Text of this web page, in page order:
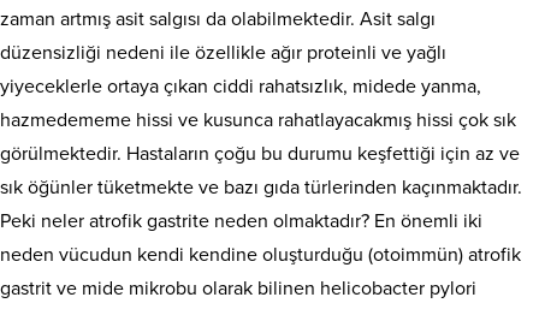
zaman artmış asit salgısı da olabilmektedir. Asit salgı
düzensizliği nedeni ile özellikle ağır proteinli ve yağlı
yiyeceklerle ortaya çıkan ciddi rahatsızlık, midede yanma,
hazmedememe hissi ve kusunca rahatlayacakmış hissi çok sık
görülmektedir. Hastaların çoğu bu durumu keşfettiği için az ve
sık öğünler tüketmekte ve bazı gıda türlerinden kaçınmaktadır.
Peki neler atrofik gastrite neden olmaktadır? En önemli iki
neden vücudun kendi kendine oluşturduğu (otoimmün) atrofik
gastrit ve mide mikrobu olarak bilinen helicobacter pylori